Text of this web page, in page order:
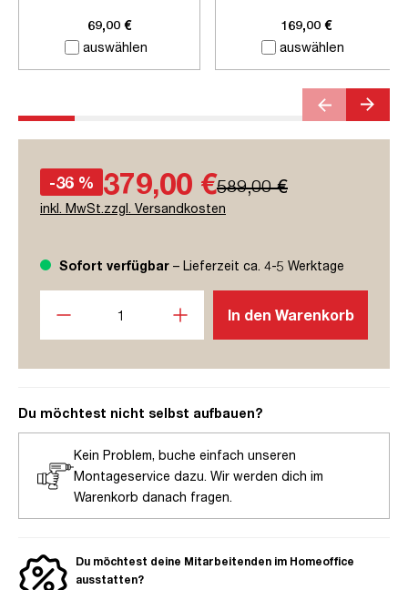
auswählen
69,00 €
auswählen
Länge: 1400mm
169,00 €
-36 % 379,00 €589,00 €
inkl. MwSt.zzgl. Versandkosten
Sofort verfügbar – Lieferzeit ca. 4-5 Werktage
In den Warenkorb
Du möchtest nicht selbst aufbauen?
Kein Problem, buche einfach unseren
Montageservice dazu. Wir werden dich im
Warenkorb danach fragen.
Du möchtest deine Mitarbeitenden im Homeoffice
ausstatten?